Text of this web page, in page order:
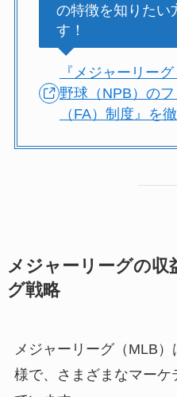
の特徴を知りたい
す！
『メジャーリー
野球（NPB）の
（FA）制度』を
メジャーリーグの収
グ戦略
メジャーリーグ（MLB
様で、さまざまなマー